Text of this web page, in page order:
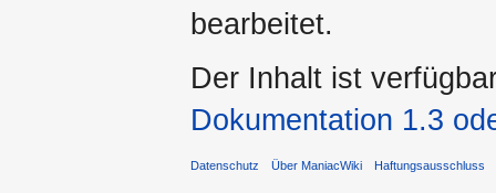
bearbeitet.
Der Inhalt ist
Dokumentation 1.3
Datenschutz Über ManiacWiki Haftungsausschluss